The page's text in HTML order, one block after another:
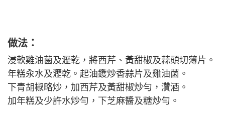
做法：
浸軟雞油菌及瀝乾，將西芹、黃甜椒及蒜頭切薄片。
年糕汆水及瀝乾。起油鑊炒香蒜片及雞油菌。
下青胡椒略炒，加西芹及黃甜椒炒勻，灒酒。
加年糕及少許水炒勻，下芝麻醬及糖炒勻。